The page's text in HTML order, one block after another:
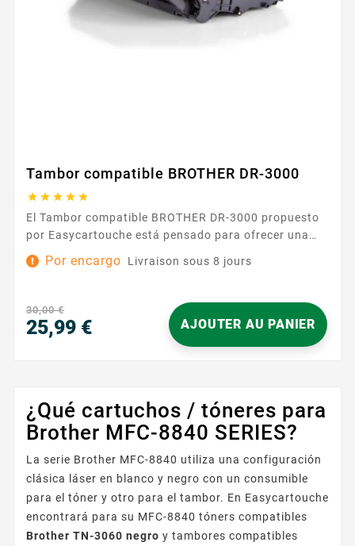
Tambor compatible BROTHER DR-3000
    
El Tambor compatible BROTHER DR-3000 propuesto
por Easycartouche está pensado para ofrecer una
experiencia de impresión sencilla, estable y serena.
Diseñado para las impresoras que aceptan la
equipo y funciona en perfecta armonía con los toners
Brother TN3030 / TN3060 . Resultado: documentos
nítidos y...
Por encargo Livraison sous 8 jours
30,00 €
25,99 € AJOUTER AU PANIER
¿Qué cartuchos / tóneres para
Brother MFC-8840 SERIES?
La serie Brother MFC-8840 utiliza una configuración
clásica láser en blanco y negro con un consumible
para el tóner y otro para el tambor. En Easycartouche
encontrará para su MFC-8840 tóners compatibles
Brother TN-3060 negro y tambores compatibles